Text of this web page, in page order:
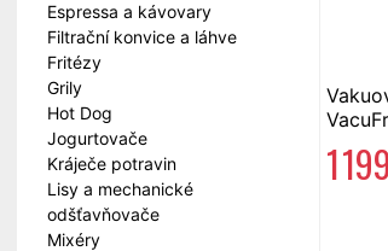
Espressa a kávovary
Filtrační konvice a láhve
Fritézy
Grily
Hot Dog
Jogurtovače
Kráječe potravin
Lisy a mechanické
odšťavňovače
Mixéry
1 199